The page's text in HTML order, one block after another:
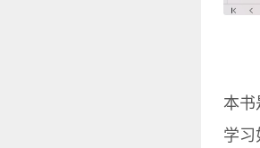
本书
学习